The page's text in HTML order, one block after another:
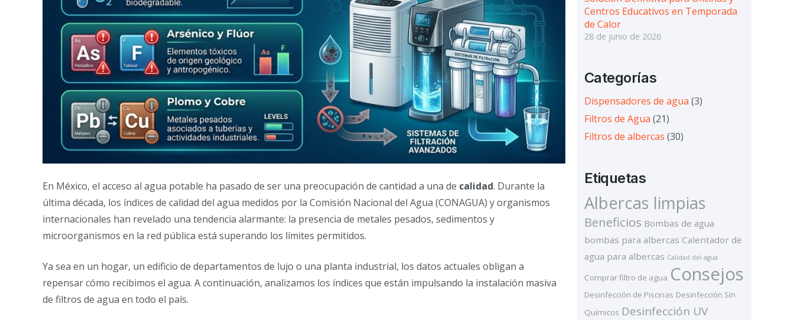
En México, el acceso al agua potable ha pasado de ser una preocupación de cantidad a una de calidad. Durante la
última década, los índices de calidad del agua medidos por la Comisión Nacional del Agua (CONAGUA) y organismos
internacionales han revelado una tendencia alarmante: la presencia de metales pesados, sedimentos y
microorganismos en la red pública está superando los límites permitidos.
Ya sea en un hogar, un edificio de departamentos de lujo o una planta industrial, los datos actuales obligan a
repensar cómo recibimos el agua. A continuación, analizamos los índices que están impulsando la instalación masiva
de filtros de agua en todo el país.
Centros Educativos en Temporada
de Calor
28 de junio de 2026
Categorías
Dispensadores de agua (3)
Filtros de Agua (21)
Filtros de albercas (30)
Etiquetas
Albercas limpias
Beneficios Bombas de agua
bombas para albercas Calentador de
agua para albercas Calidad del agua
Comprar filtro de agua Consejos
Desinfección de Piscinas Desinfección Sin
Químicos Desinfección UV